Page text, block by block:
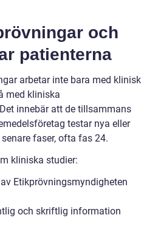
och
patienterna
arbetar inte bara med klinisk
med kliniska
innebär att de tillsammans
testar nya eller
faser, ofta fas 24.
kliniska studier:
Etikprövningsmyndigheten
och skriftlig information